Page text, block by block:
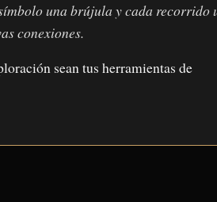
una brújula y cada recorrido
conexiones.
sean tus herramientas de